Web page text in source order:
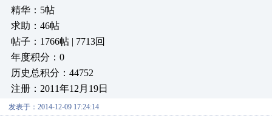
精华：5帖
求助：46帖
帖子：1766帖 | 7713回
年度积分：0
历史总积分：44752
注册：2011年12月19日
发表于：2014-12-09 17:24:14